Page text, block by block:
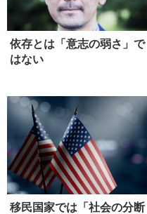
依存とは「意志の弱さ」で
はない
移民国家では「社会の分断